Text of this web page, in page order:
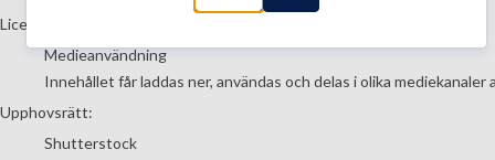
go to media item
Licens:
Medieanvändning
Innehållet får laddas ner, användas och delas i olika
Upphovsrätt:
Shutterstock